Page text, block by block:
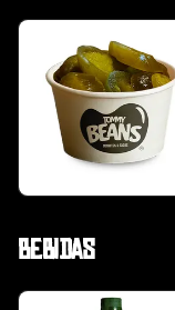
Bebidas